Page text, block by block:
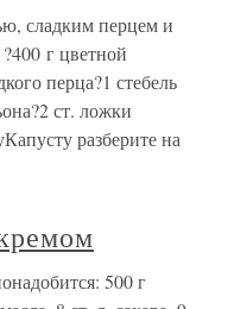
сладким перцем и
г цветной
перца?1 стебель
ст. ложки
разберите на
500 г